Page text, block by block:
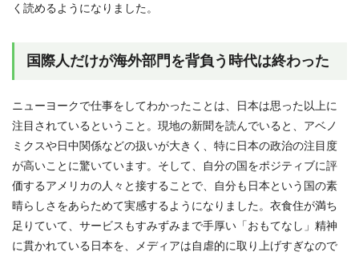
く読めるようになりました。
国際人だけが海外部門を背負う時代は終わった
ニューヨークで仕事をしてわかったことは、日本は思った以上に
注目されているということ。現地の新聞を読んでいると、アベノ
ミクスや日中関係などの扱いが大きく、特に日本の政治の注目度
が高いことに驚いています。そして、自分の国をポジティブに評
価するアメリカの人々と接することで、自分も日本という国の素
晴らしさをあらためて実感するようになりました。衣食住が満ち
足りていて、サービスもすみずみまで手厚い「おもてなし」精神
に貫かれている日本を、メディアは自虐的に取り上げすぎなので